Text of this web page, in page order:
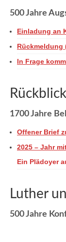
500 Jahre
Einladung an
Rückmeldung
In Frage
1700 Jahre
Offener Brief
2025 – Jahr
Ein Plädoyer
Luther
500 Jahre